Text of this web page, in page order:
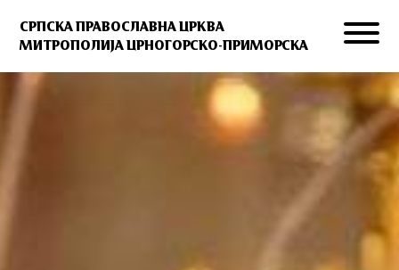
СРПСКА ПРАВОСЛАВНА ЦРКВА
МИТРОПОЛИЈА ЦРНОГОРСКО-ПРИМОРСКА